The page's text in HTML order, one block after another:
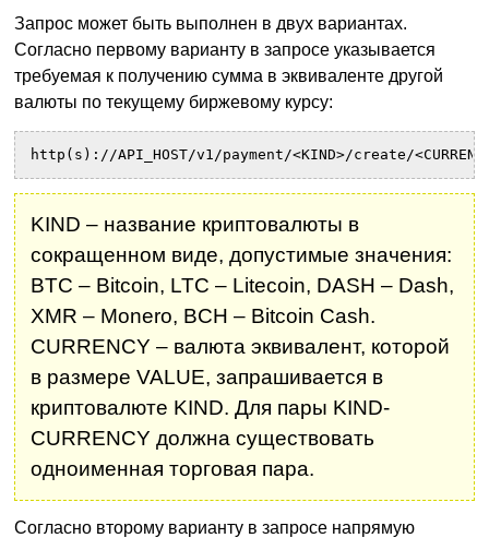
Запрос может быть выполнен в двух вариантах.
Согласно первому варианту в запросе указывается
требуемая к получению сумма в эквиваленте другой
валюты по текущему биржевому курсу:
http(s)://API_HOST/v1/payment/<KIND>/create/
KIND – название криптовалюты в
сокращенном виде, допустимые значения:
BTC – Bitcoin, LTC – Litecoin, DASH – Dash,
XMR – Monero, BCH – Bitcoin Cash.
CURRENCY – валюта эквивалент, которой
в размере VALUE, запрашивается в
криптовалюте KIND. Для пары KIND-
CURRENCY должна существовать
одноименная торговая пара.
Согласно второму варианту в запросе напрямую